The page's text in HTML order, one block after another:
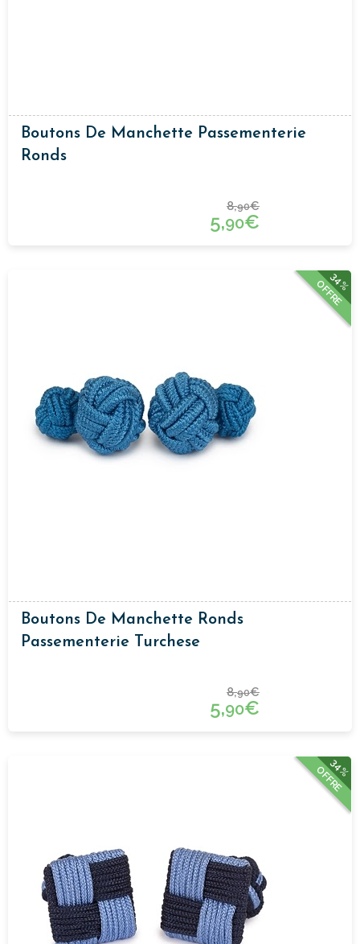
Boutons De Manchette Passementerie
Ronds
8,90€
5,90€
34%
OFFRE
Boutons De Manchette Ronds
Passementerie Turchese
8,90€
5,90€
34%
OFFRE